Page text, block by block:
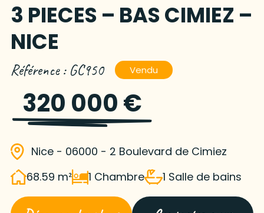
3 PIECES – BAS CIMIEZ –
NICE
Référence : GC950 Vendu
320 000 €
Nice - 06000 - 2 Boulevard de Cimiez
68.59 m²
1 Chambre 1 Salle de bains